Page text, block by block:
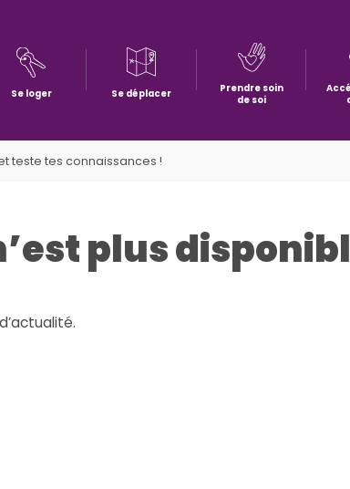
Se loger Se déplacer
Prendre soin
de soi
teste tes connaissances !
plus